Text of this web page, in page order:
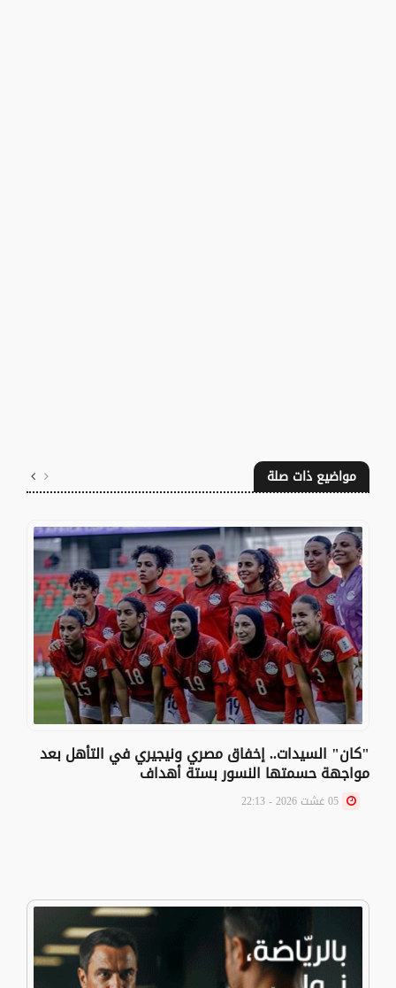
مواضيع ذات صلة
"كان" السيدات.. إخفاق مصري ونيجيري في التأهل بعد
مواجهة حسمتها النسور بستة أهداف